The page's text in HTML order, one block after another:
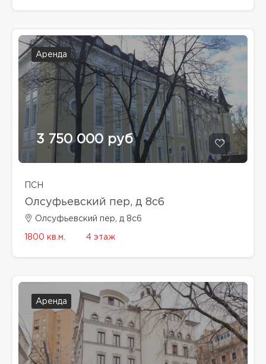
Аренда
3 750 000 руб
ПСН
Олсуфьевский пер, д 8с6
Олсуфьевский пер, д 8с6
1800 кв.м. 4 этаж
Аренда